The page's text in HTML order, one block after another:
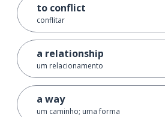
to conflict
conflitar
a relationship
um relacionamento
a way
um caminho; uma forma